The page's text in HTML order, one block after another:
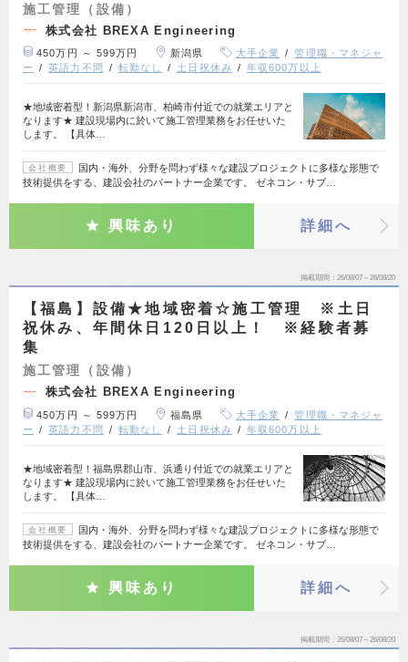
施工管理（設備）
株式会社 BREXA Engineering
450万円 ～ 599万円 新潟県 大手企業
管理職・マネジャ
ー
英語力不問 転勤なし 土日祝休み 年収600万以上
★地域密着型！新潟県新潟市、柏崎市付近での就業エリアと
なります★ 建設現場内に於いて施工管理業務をお任せいた
します。 【具体…
会社概要
国内・海外、分野を問わず様々な建設プロジェクトに多様な形態で
技術提供をする、建設会社のパートナー企業です。 ゼネコン・サブ…
興味あり 詳細へ
掲載期間 26/08/07～26/08/20
【福島】設備★地域密着☆施工管理 ※土日
祝休み、年間休日120日以上！ ※経験者募
集
施工管理（設備）
株式会社 BREXA Engineering
450万円 ～ 599万円 福島県 大手企業
管理職・マネジャ
ー
英語力不問 転勤なし 土日祝休み 年収600万以上
★地域密着型！福島県郡山市、浜通り付近での就業エリアと
なります★ 建設現場内に於いて施工管理業務をお任せいた
します。 【具体…
会社概要
国内・海外、分野を問わず様々な建設プロジェクトに多様な形態で
技術提供をする、建設会社のパートナー企業です。 ゼネコン・サブ…
興味あり 詳細へ
掲載期間 26/08/07～26/08/20